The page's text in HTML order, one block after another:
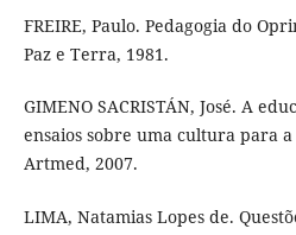
FREIRE, Paulo. Pedagogia do
Paz e Terra, 1981.
GIMENO SACRISTÁN, José. A
ensaios sobre uma cultura para
Artmed, 2007.
LIMA, Natamias Lopes de.